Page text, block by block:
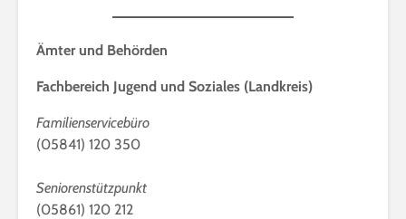
Ämter und Behörden
Fachbereich Jugend und Soziales (Landkreis)
Familienservicebüro
(05841) 120 350
Seniorenstützpunkt
(05861) 120 212